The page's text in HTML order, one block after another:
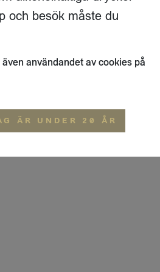
OSS
och besök måste du
användandet av cookies på
ÄR UNDER 20 ÅR